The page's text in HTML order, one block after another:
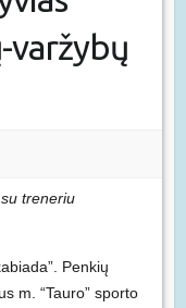
treneriu
Penkių
m. “Tauro” sporto